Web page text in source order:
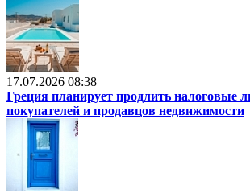
17.07.2026 08:38
Греция планирует продлить налоговые
покупателей и продавцов недвижимости